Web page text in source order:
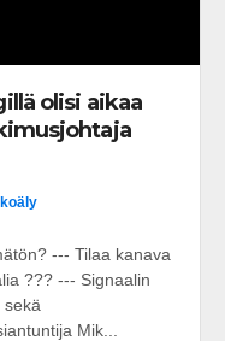
olisi aikaa
--- Tilaa kanava
??? --- Signaalin
Mik...